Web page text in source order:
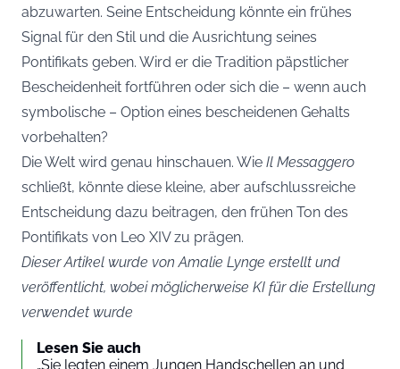
abzuwarten. Seine Entscheidung könnte ein frühes
Signal für den Stil und die Ausrichtung seines
Pontifikats geben. Wird er die Tradition päpstlicher
Bescheidenheit fortführen oder sich die – wenn auch
symbolische – Option eines bescheidenen Gehalts
vorbehalten?
Die Welt wird genau hinschauen. Wie Il Messaggero
schließt, könnte diese kleine, aber aufschlussreiche
Entscheidung dazu beitragen, den frühen Ton des
Pontifikats von Leo XIV zu prägen.
Dieser Artikel wurde von Amalie Lynge erstellt und
veröffentlicht, wobei möglicherweise KI für die Erstellung
verwendet wurde
Lesen Sie auch
„Sie legten einem Jungen Handschellen an und